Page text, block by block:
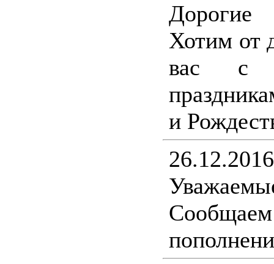
Хотим от
вас с
и
26.12.2016